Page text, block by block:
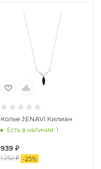
Колье JENAVI Килиан
Есть в наличии: 1
939 ₽
1 252₽ -25%